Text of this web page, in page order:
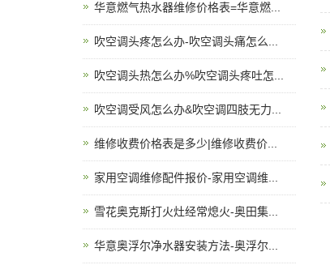
华意燃气热水器维修价格表=华意燃...
吹空调头疼怎么办-吹空调头痛怎么...
吹空调头热怎么办%吹空调头疼吐怎...
吹空调受风怎么办&吹空调四肢无力...
维修收费价格表是多少|维修收费价...
家用空调维修配件报价-家用空调维...
雪花奥克斯打火灶经常熄火-奥田集...
华意奥浮尔净水器安装方法-奥浮尔...